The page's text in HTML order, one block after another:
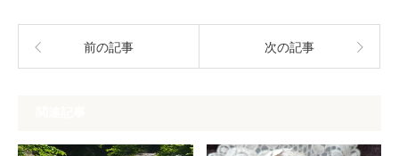
前の記事 次の記事